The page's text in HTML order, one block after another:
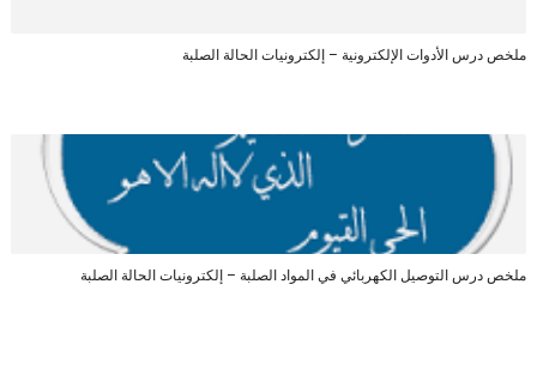
ملخص درس الأدوات الإلكترونية – إلكترونيات الحالة الصلبة
ملخص درس التوصيل الكهربائي في المواد الصلبة – إلكترونيات الحالة الصلبة